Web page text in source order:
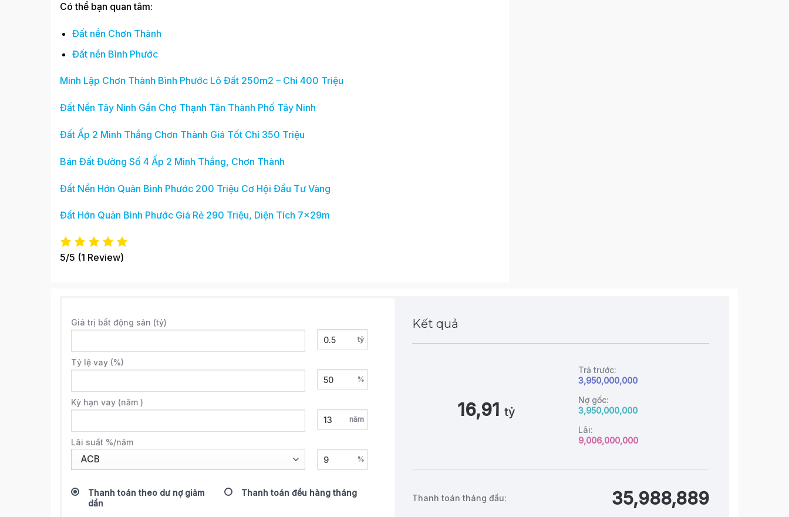
Có thể bạn quan tâm:
Đất nền Chơn Thành
Đất nền Bình Phước
Minh Lập Chơn Thành Bình Phước Lô Đất 250m2 – Chỉ 400 Triệu
Đất Nền Tây Ninh Gần Chợ Thạnh Tân Thành Phố Tây Ninh
Đất Ấp 2 Minh Thắng Chơn Thành Giá Tốt Chỉ 350 Triệu
Bán Đất Đường Số 4 Ấp 2 Minh Thắng, Chơn Thành
Đất Nền Hớn Quản Bình Phước 200 Triệu Cơ Hội Đầu Tư Vàng
Đất Hớn Quản Bình Phước Giá Rẻ 290 Triệu, Diện Tích 7x29m
5/5 (1 Review)
Giá trị bất động sản (tỷ)
tỷ
Tỷ lệ vay (%)
%
Kỳ hạn vay (năm )
năm
Lãi suất %/năm
%
Thanh toán theo dư nợ giảm
dần
Thanh toán đều hàng tháng
Kết quả
16,91 tỷ
Trả trước:
3,950,000,000
Nợ gốc:
3,950,000,000
Lãi:
9,006,000,000
Thanh toán tháng đầu: 35,988,889